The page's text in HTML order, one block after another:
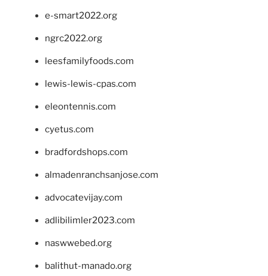
e-smart2022.org
ngrc2022.org
leesfamilyfoods.com
lewis-lewis-cpas.com
eleontennis.com
cyetus.com
bradfordshops.com
almadenranchsanjose.com
advocatevijay.com
adlibilimler2023.com
naswwebed.org
balithut-manado.org